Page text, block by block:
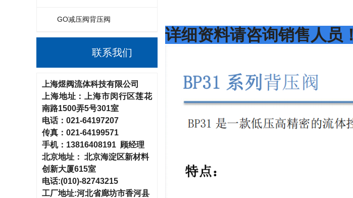
GO减压阀背压阀
联系我们
上海煜阀流体科技有限公司
上海地址：
上海市闵行区莲花
南路1500弄5号301室
电话： 021-64197207
传真： 021-64199571
手机： 13816408191 顾经理
北京地址： 北京海淀区新材料
创新大厦615室
电话:(010)-82743215
工厂地址:河北省廊坊市香河县
详细资料请咨询销售人员！